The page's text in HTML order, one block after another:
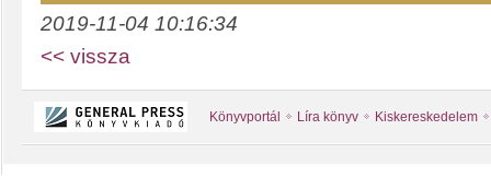
2019-11-04 10:16:34
<< vissza
Könyvportál Líra könyv Kiskereskedelem